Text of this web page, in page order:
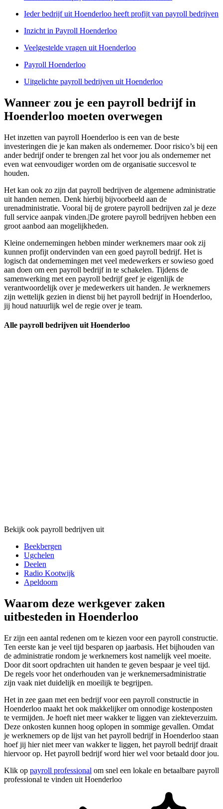
Ieder bedrijf uit Hoenderloo heeft profijt van payroll bedrijven
Inzicht in Payroll Hoenderloo
Veelgestelde vragen uit Hoenderloo
Payroll Hoenderloo
Uitgelichte payroll bedrijven uit Hoenderloo
Wanneer zou je een payroll bedrijf in
Hoenderloo moeten overwegen
Het inzetten van payroll Hoenderloo is een van de beste
investeringen die je kan maken als ondernemer. Door risico’s bij een
ander bedrijf onder te brengen zal het voor jou als ondernemer net
even wat eenvoudiger worden om de organisatie succesvol te
houden.
Het kan ook zo zijn dat payroll bedrijven de algemene administratie
uit handen nemen. Denk hierbij bijvoorbeeld aan de
urenadministratie. Vooral bij de grotere payroll bedrijven zal je deze
full service aanpak vinden.|De grotere payroll bedrijven hebben een
groot aanbod aan mogelijkheden.
Kleine ondernemingen hebben minder werknemers maar ook zij
kunnen profijt ondervinden van een goed payroll bedrijf. Het is
logisch dat ondernemingen met veel medewerkers er sowieso goed
aan doen om een payroll bedrijf in te schakelen. Tijdens de
samenwerking met een payroll bedrijf geef je eigenlijk de
verantwoordelijk over je medewerkers uit handen. Je werknemers
zijn wettelijk gezien in dienst bij het payroll bedrijf in Hoenderloo,
jij houd natuurlijk wel de regie over je team.
Alle payroll bedrijven uit Hoenderloo
Bekijk ook payroll bedrijven uit
Beekbergen
Ugchelen
Deelen
Radio Kootwijk
Apeldoorn
Waarom deze werkgever zaken
uitbesteden in Hoenderloo
Er zijn een aantal redenen om te kiezen voor een payroll constructie.
Ten eerste kan je veel tijd besparen op jaarbasis. Het bijhouden van
de administratie rondom je werknemers kost namelijk veel moeite.
Door dit soort opdrachten uit handen te geven bespaar je veel tijd.
De regels voor het onderhouden van je werknemersadministratie
zijn vaak niet duidelijk en moeilijk te begrijpen.
Het in zee gaan met een bedrijf voor een payroll constructie in
Hoenderloo maakt het ook makkelijker om onnodige kostenposten
te vermijden. Je hoeft niet meer wakker te liggen van ziekteverzuim.
Deze onkosten kunnen hoog oplopen in sommige gevallen. Omdat
je werknemers op de lijst van het payroll bedrijf in Hoenderloo staan
hoef jij hier niet meer van wakker te liggen, het payroll bedrijf draait
hiervoor op. Het payroll bedrijf word hier wel voor betaald door jou.
Klik op payroll professional om snel een lokale en betaalbare payroll
professional te vinden uit Hoenderloo